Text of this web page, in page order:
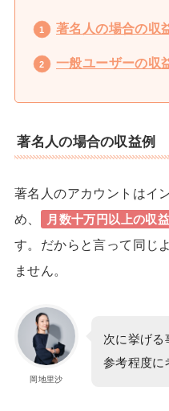
著名人の場合の収
一般ユーザーの収
著名人の場合の収益例
著名人のアカウントはイ
め、
月数十万円以上の収
す。だからと言って同じ
ません。
岡地里沙
次に挙げる
参考程度に